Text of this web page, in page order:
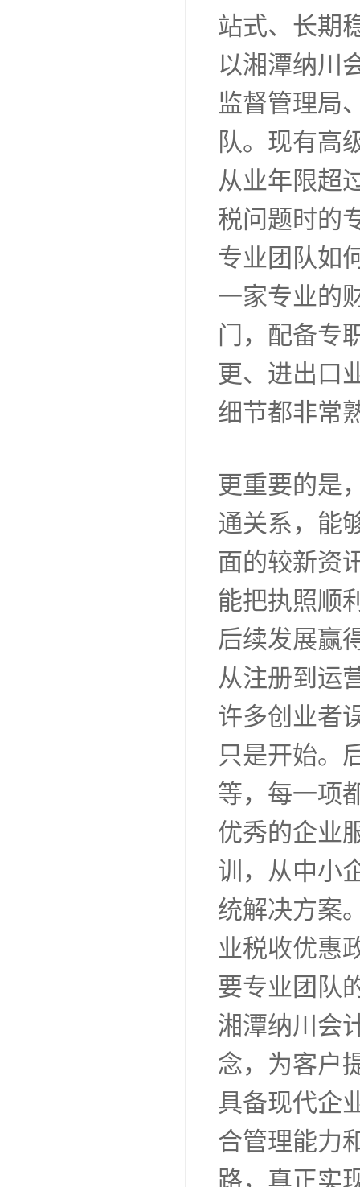
站式、长期
以湘潭纳川
监督管理局
队。现有高
从业年限超
税问题时的
专业团队如
一家专业的
门，配备专
更、进出口
细节都非常
更重要的是
通关系，能
面的较新资
能把执照顺
后续发展赢
从注册到运
许多创业者
只是开始。
等，每一项
优秀的企业
训，从中小
统解决方案
业税收优惠
要专业团队
湘潭纳川会
念，为客户
具备现代企
合管理能力
路，真正实